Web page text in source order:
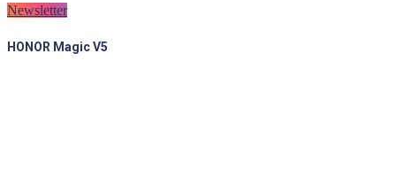
Newsletter
HONOR Magic V5